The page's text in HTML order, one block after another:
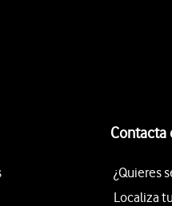
Contacta
¿Quieres
Localiza